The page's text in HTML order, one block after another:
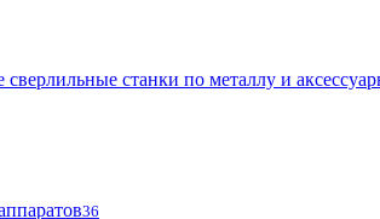
станки по металлу и
36